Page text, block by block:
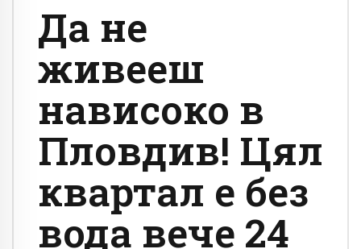
Да не
живееш
нависоко в
Пловдив! Цял
квартал е без
вода вече 24